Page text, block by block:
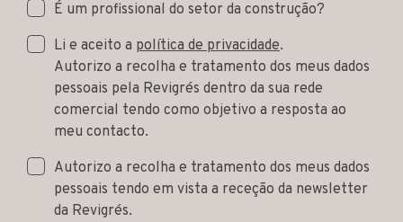
É um profissional do setor da construção?
Li e aceito a política de privacidade.
Autorizo a recolha e tratamento dos meus dados
pessoais pela Revigrés dentro da sua rede
comercial tendo como objetivo a resposta ao
meu contacto.
Autorizo a recolha e tratamento dos meus dados
pessoais tendo em vista a receção da newsletter
da Revigrés.